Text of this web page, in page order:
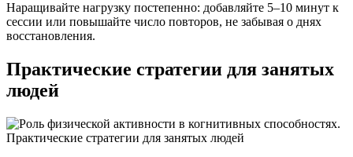
Наращивайте нагрузку постепенно: добавляйте 5–10 минут к
сессии или повышайте число повторов, не забывая о днях
восстановления.
Практические стратегии для занятых
людей